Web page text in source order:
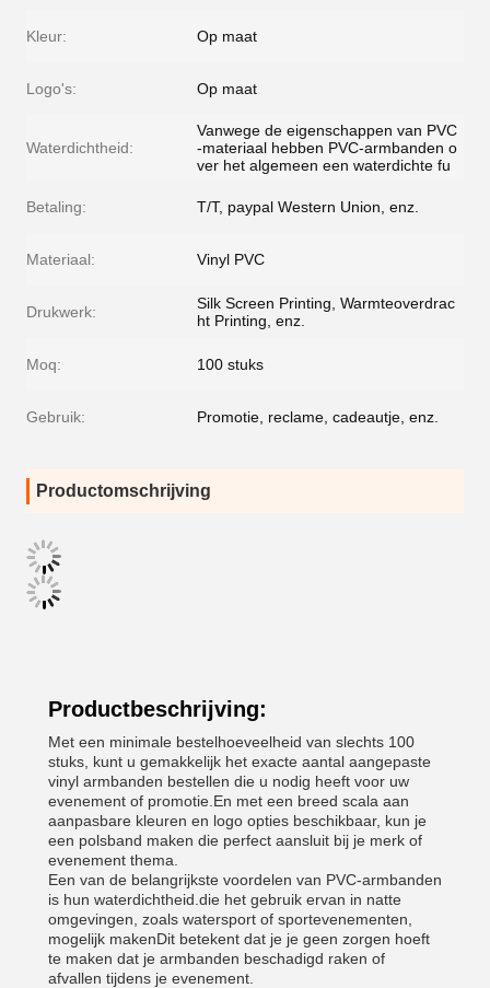
Kleur: Op maat
Logo's: Op maat
Waterdichtheid:
Vanwege de eigenschappen van PVC
-materiaal hebben PVC-armbanden o
ver het algemeen een waterdichte fu
Betaling: T/T, paypal Western Union, enz.
Materiaal: Vinyl PVC
Drukwerk:
Silk Screen Printing, Warmteoverdrac
ht Printing, enz.
Moq: 100 stuks
Gebruik: Promotie, reclame, cadeautje, enz.
Productomschrijving
Productbeschrijving:
Met een minimale bestelhoeveelheid van slechts 100
stuks, kunt u gemakkelijk het exacte aantal aangepaste
vinyl armbanden bestellen die u nodig heeft voor uw
evenement of promotie.En met een breed scala aan
aanpasbare kleuren en logo opties beschikbaar, kun je
een polsband maken die perfect aansluit bij je merk of
evenement thema.
Een van de belangrijkste voordelen van PVC-armbanden
is hun waterdichtheid.die het gebruik ervan in natte
omgevingen, zoals watersport of sportevenementen,
mogelijk makenDit betekent dat je je geen zorgen hoeft
te maken dat je armbanden beschadigd raken of
afvallen tijdens je evenement.